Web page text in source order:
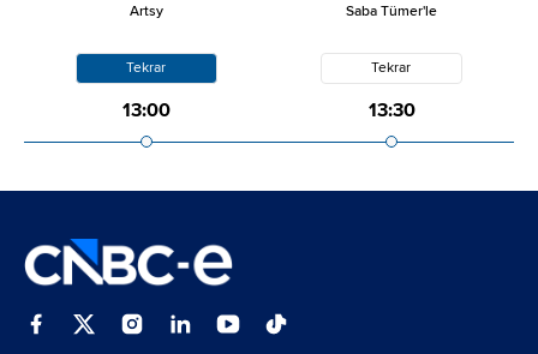
Artsy
Tekrar
13:00
Saba Tümer'le
Tekrar
13:30